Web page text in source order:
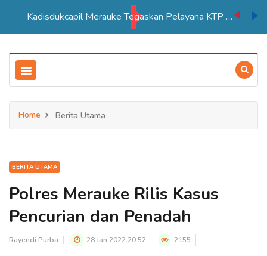
Kadisdukcapil Merauke Tegaskan Pelayana KTP Sesuai SOP
Home Berita Utama
BERITA UTAMA
Polres Merauke Rilis Kasus
Pencurian dan Penadah
Rayendi Purba 28 Jan 2022 20:52 2155